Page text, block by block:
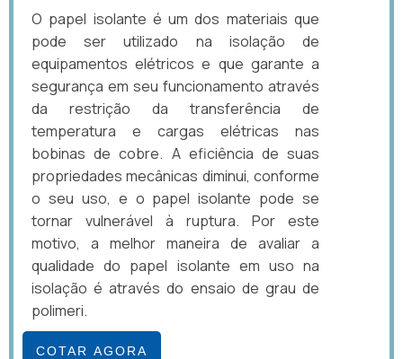
O papel isolante é um dos materiais que
pode ser utilizado na isolação de
equipamentos elétricos e que garante a
segurança em seu funcionamento através
da restrição da transferência de
temperatura e cargas elétricas nas
bobinas de cobre. A eficiência de suas
propriedades mecânicas diminui, conforme
o seu uso, e o papel isolante pode se
tornar vulnerável à ruptura. Por este
motivo, a melhor maneira de avaliar a
qualidade do papel isolante em uso na
isolação é através do ensaio de grau de
polimeri.
COTAR AGORA